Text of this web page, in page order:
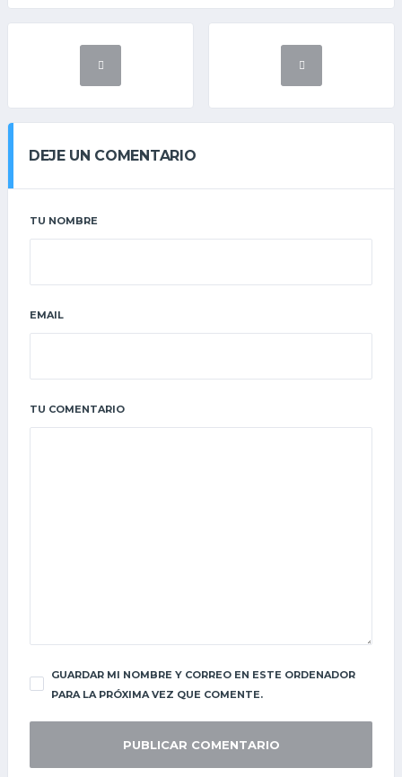
DEJE UN COMENTARIO
TU NOMBRE
EMAIL
TU COMENTARIO
GUARDAR MI NOMBRE Y CORREO EN ESTE ORDENADOR
PARA LA PRÓXIMA VEZ QUE COMENTE.